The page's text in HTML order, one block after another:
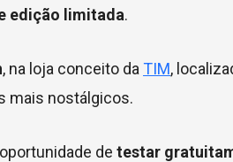
edição limitada.
, na loja conceito da TIM,
mais nostálgicos.
de testar